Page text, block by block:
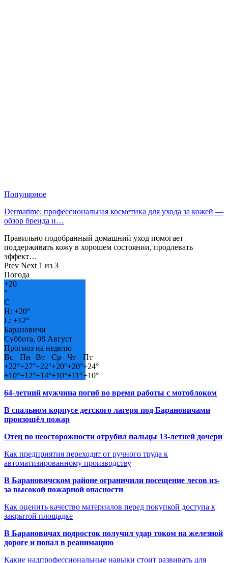
Популярное
Dermatime: профессиональная косметика для ухода за кожей —
обзор бренда и…
Правильно подобранный домашний уход помогает
поддерживать кожу в хорошем состоянии, продлевать
эффект…
Prev Next 1 из 3
Погода
+20
°
C
H: +20°
L: +12°
Барановичи
Суббота, 08 Август
Прогноз на неделю
Вс
Пн Вт Ср Чт
Пт
+22°+27°+22°+20°+20°+24°
+10°+12°+14°+10°+11°+10°
64-летний мужчина погиб во время работы с мотоблоком
В спальном корпусе детского лагеря под Барановичами
произошёл пожар
Отец по неосторожности отрубил пальцы 13-летней дочери
Как предприятия переходят от ручного труда к
автоматизированному производству
В Барановичском районе ограничили посещение лесов из-
за высокой пожарной опасности
Как оценить качество материалов перед покупкой доступа к
закрытой площадке
В Барановичах подросток получил удар током на железной
дороге и попал в реанимацию
Какие надпрофессиональные навыки стоит развивать для